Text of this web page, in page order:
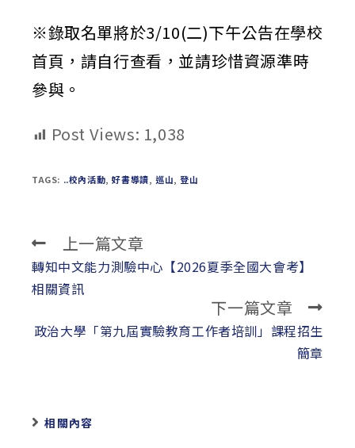
※錄取名單將於3/10(二)下午公告在學校
首頁，請自行查看，並請珍惜資源準時
參與。
Post Views: 1,038
TAGS: ..校內活動, 好書導讀, 巡山, 登山
Read
more
articles
上一篇文章
轉知中文能力測驗中心【2026夏季全國大會考】
相關資訊
下一篇文章
政治大學「第九屆實驗教育工作者培訓」課程招生
簡章
相關內容